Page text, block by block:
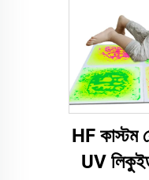
HF কাস্টম
UV